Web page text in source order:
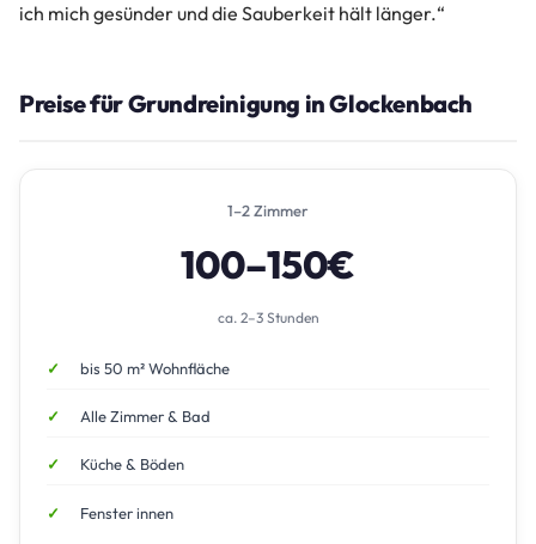
ich mich gesünder und die Sauberkeit hält länger.“
Preise für Grundreinigung in Glockenbach
1–2 Zimmer
100–150€
ca. 2–3 Stunden
bis 50 m² Wohnfläche
Alle Zimmer & Bad
Küche & Böden
Fenster innen